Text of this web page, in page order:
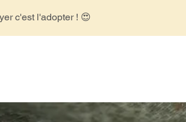
c'est l'adopter ! 😍